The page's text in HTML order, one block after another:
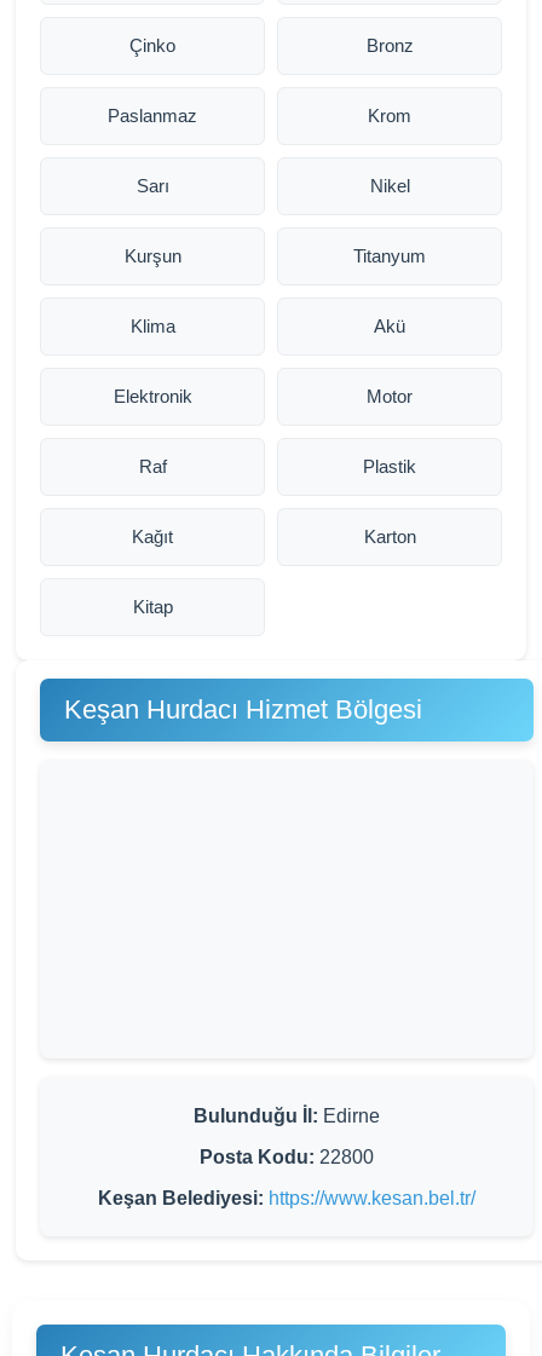
Çinko Bronz
Paslanmaz Krom
Sarı Nikel
Kurşun Titanyum
Klima Akü
Elektronik Motor
Raf Plastik
Kağıt Karton
Kitap
Keşan Hurdacı Hizmet Bölgesi
Bulunduğu İl: Edirne
Posta Kodu: 22800
Keşan Belediyesi: https://www.kesan.bel.tr/